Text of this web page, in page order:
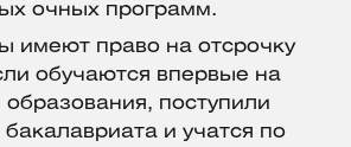
очных программ.
имеют право на отсрочку
обучаются впервые на
образования, поступили
бакалавриата и учатся по